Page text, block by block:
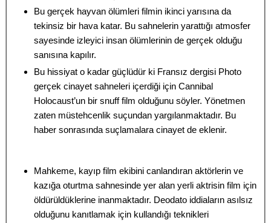
Bu gerçek hayvan ölümleri filmin ikinci yarısına da
tekinsiz bir hava katar. Bu sahnelerin yarattığı atmosfer
sayesinde izleyici insan ölümlerinin de gerçek olduğu
sanısına kapılır.
Bu hissiyat o kadar güçlüdür ki Fransız dergisi Photo
gerçek cinayet sahneleri içerdiği için Cannibal
Holocaust’un bir snuff film olduğunu söyler. Yönetmen
zaten müstehcenlik suçundan yargılanmaktadır. Bu
haber sonrasında suçlamalara cinayet de eklenir.
Mahkeme, kayıp film ekibini canlandıran aktörlerin ve
kazığa oturtma sahnesinde yer alan yerli aktrisin film için
öldürüldüklerine inanmaktadır. Deodato iddiaların asılsız
olduğunu kanıtlamak için kullandığı teknikleri